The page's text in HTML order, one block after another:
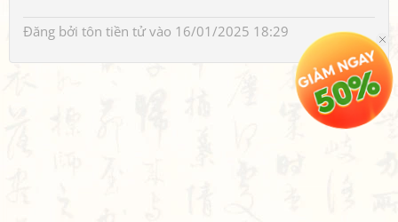
Đăng bởi tôn tiền tửvào 16/01/2025 18:29